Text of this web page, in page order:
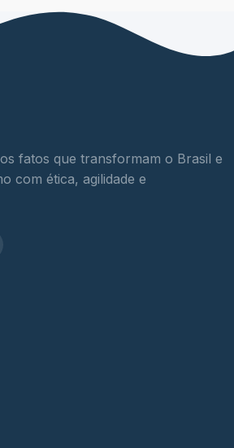
fatos que transformam o Brasil e
com ética, agilidade e